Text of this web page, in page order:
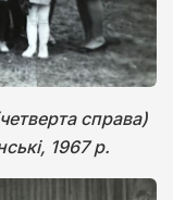
справа)
1967 р.